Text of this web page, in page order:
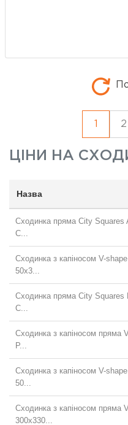
2
ЦІНИ НА
Назва
Сходинка пряма City Squares
C...
Сходинка з капіносом V-
50x3...
Сходинка пряма City Squares
C...
Сходинка з капіносом пряма
P...
Сходинка з капіносом V-
50...
Сходинка з капіносом пряма
300x330...